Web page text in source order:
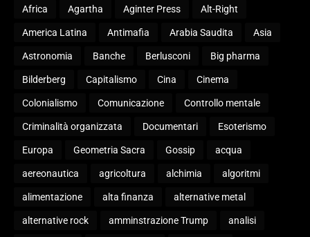
Africa Agartha Aginter Press Alt-Right
America Latina Antimafia Arabia Saudita Asia
Astronomia Banche Berlusconi Big pharma
Bilderberg Capitalismo Cina Cinema
Colonialismo Comunicazione Controllo mentale
Criminalità organizzata Documentari Esoterismo
Europa Geometria Sacra Gossip acqua
aereonautica agricoltura alchimia algoritmi
alimentazione alta finanza alternative metal
alternative rock amminstrazione Trump analisi